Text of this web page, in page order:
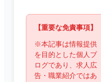
【重要な免責事項】
※本記事は情報提供
を目的とした個人ブ
ログであり、求人広
告・職業紹介ではあ